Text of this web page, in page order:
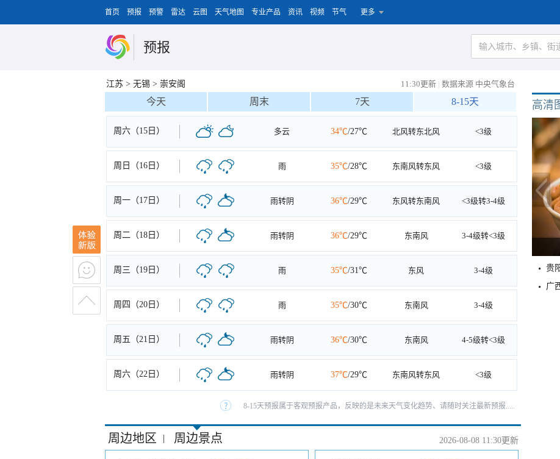
首页 预报 预警 雷达 云图 天气地图 专业产品 资讯 视频 节气 更多
预报
江苏 > 无锡 > 崇安阁 11:30更新 | 数据来源 中央气象台
今天 周末 7天 8-15天
周六（15日） 多云 34℃/27℃ 北风转东北风 <3级
周日（16日） 雨 35℃/28℃ 东南风转东风 <3级
周一（17日） 雨转阴 36℃/29℃ 东风转东南风 <3级转3-4级
周二（18日） 雨转阴 36℃/29℃ 东南风 3-4级转<3级
周三（19日） 雨 35℃/31℃ 东风 3-4级
周四（20日） 雨 35℃/30℃ 东南风 3-4级
周五（21日） 雨转阴 36℃/30℃ 东南风 4-5级转<3级
周六（22日） 雨转阴 37℃/29℃ 东南风转东风 <3级
8-15天预报属于客观预报产品，反映的是未来天气变化趋势、请随时关注最新预报.....
周边地区 | 周边景点 2026-08-08 11:30更新
高清
贵
广